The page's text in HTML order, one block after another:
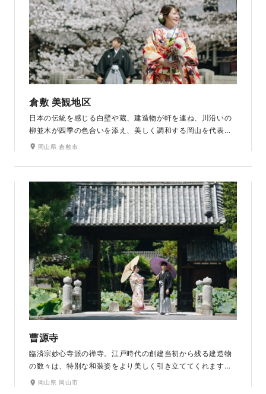
倉敷 美観地区
日本の伝統を感じる白壁や蔵、建造物が軒を連ね、川沿いの
柳並木が四季の色合いを添え、美しく調和する岡山を代表す
る観光スポット。江戸時代の風情を今も残したレトロモダン
を改装したカフェなど、観光地ならではのスポットも充実し
ており、まち歩きを楽しみながらの撮影が可能です。
岡山県 倉敷市
曹源寺
臨済宗妙心寺派の禅寺。江戸時代の創建当初から残る建造物
の数々は、特別な和装姿をより美しく引き立ててくれます。
本堂の他にも、池泉回遊式庭園や100本余の松並木が植えら
岡山県 岡山市